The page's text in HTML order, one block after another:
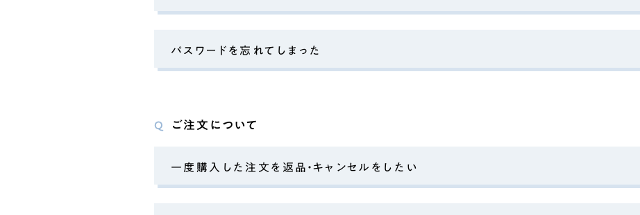
パスワードを忘れてしまった
Q ご注文について
一度購入した注文を返品・キャンセルをしたい